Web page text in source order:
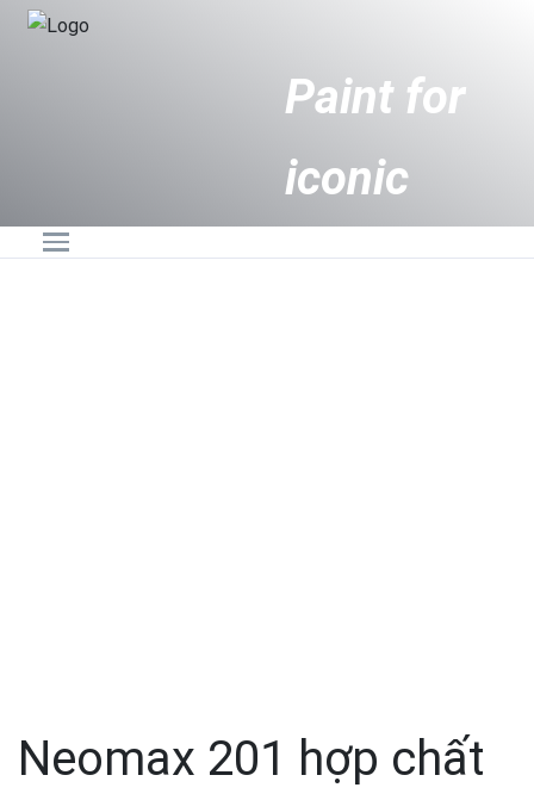
Hotline:
Paint for
iconic
buildings
Neomax 201 hợp chất